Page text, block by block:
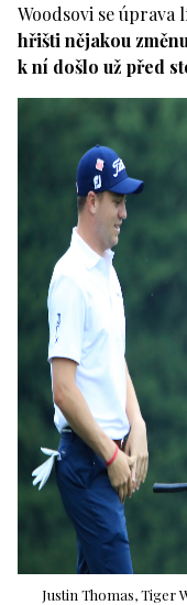
Woodsovi se úprava
hřišti nějakou
k ní došlo už před
Justin Thomas, Tiger